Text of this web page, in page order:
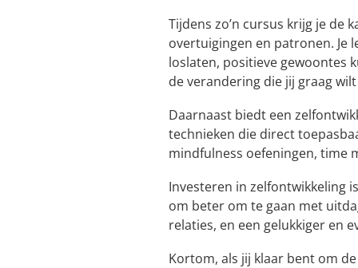
Tijdens zo’n cursus krijg je de
overtuigingen en patronen. Je
loslaten, positieve gewoontes
de verandering die jij graag
Daarnaast biedt een
technieken die direct
mindfulness oefeningen, time
Investeren in zelfontwikkeling
om beter om te gaan met
relaties, en een gelukkiger en
Kortom, als jij klaar bent om